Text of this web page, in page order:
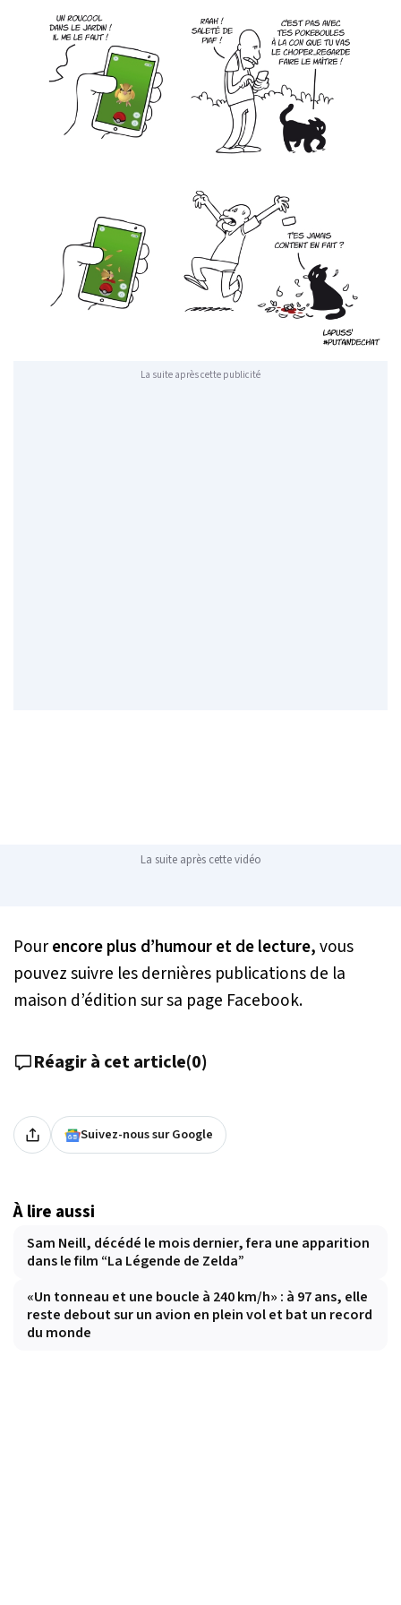
La suite après cette publicité
La suite après cette vidéo
Pourencore plus d’humour et de lecture,vous
pouvez suivre les dernières publications de la
maison d’édition sur sa page Facebook.
Réagir à cet article(0)
Suivez-nous sur Google
À lire aussi
Sam Neill, décédé le mois dernier, fera une apparition
dans le film “La Légende de Zelda”
«Un tonneau et une boucle à 240 km/h» : à 97 ans, elle
reste debout sur un avion en plein vol et bat un record
du monde